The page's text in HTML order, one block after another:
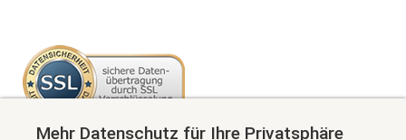
Mehr Datenschutz für Ihre Privatsphäre